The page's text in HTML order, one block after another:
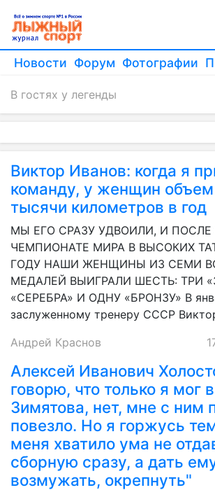
Новости Форум Фотографии
В гостях у легенды
Виктор Иванов: когда я
команду, у женщин
тысячи километров в год
МЫ ЕГО СРАЗУ УДВОИЛИ, И ПОСЛЕ
ЧЕМПИОНАТЕ МИРА В ВЫСОКИХ
ГОДУ НАШИ ЖЕНЩИНЫ ИЗ СЕМИ
МЕДАЛЕЙ ВЫИГРАЛИ ШЕСТЬ: ТРИ
«СЕРЕБРА» И ОДНУ «БРОНЗУ» В
заслуженному тренеру СССР
Андрей Краснов
Алексей Иванович
говорю, что только я мог
Зимятова, нет, мне с ним
повезло. Но я горжусь
меня хватило ума не
сборную сразу, а дать
возмужать, окрепнуть"